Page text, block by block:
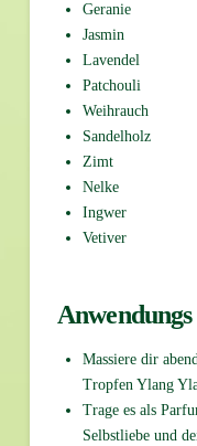
Geranie
Jasmin
Lavendel
Patchouli
Weihrauch
Sandelholz
Zimt
Nelke
Ingwer
Vetiver
Massiere dir
Tropfen Ylang
Trage es als
Selbstliebe und